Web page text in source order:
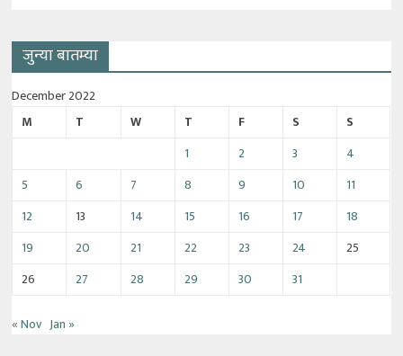
जुन्या बातम्या
December 2022
M
T W T F S
S
1
2 3
4
5
6 7 8 9 10
11
12
13 14 15 16 17
18
19
20 21 22 23 24
25
26
27 28 29 30 31
« Nov Jan »